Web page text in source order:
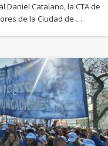
Daniel Catalano, la CTA de
de la Ciudad de …